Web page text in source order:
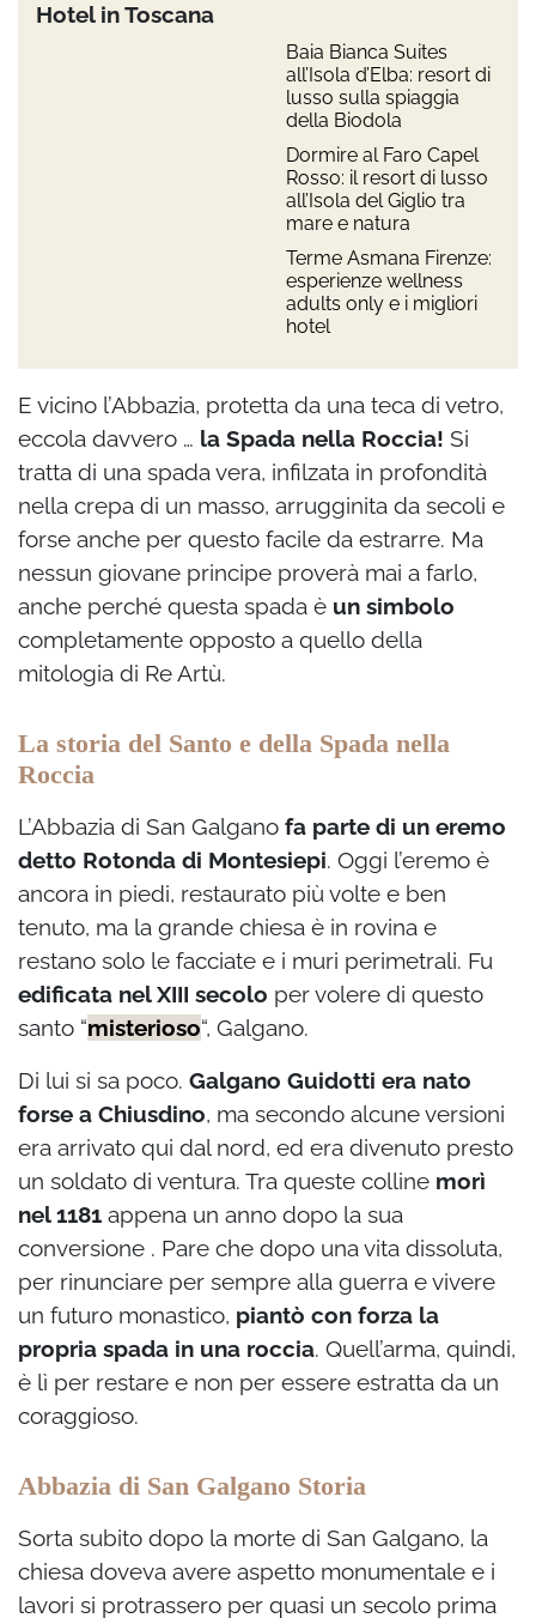
Hotel in Toscana
Baia Bianca Suites
all’Isola d’Elba: resort di
lusso sulla spiaggia
della Biodola
Dormire al Faro Capel
Rosso: il resort di lusso
all’Isola del Giglio tra
mare e natura
Terme Asmana Firenze:
esperienze wellness
adults only e i migliori
hotel
E vicino l’Abbazia, protetta da una teca di vetro,
eccola davvero … la Spada nella Roccia! Si
tratta di una spada vera, infilzata in profondità
nella crepa di un masso, arrugginita da secoli e
forse anche per questo facile da estrarre. Ma
nessun giovane principe proverà mai a farlo,
anche perché questa spada è un simbolo
completamente opposto a quello della
mitologia di Re Artù.
La storia del Santo e della Spada nella
Roccia
L’Abbazia di San Galgano fa parte di un eremo
detto Rotonda di Montesiepi. Oggi l’eremo è
ancora in piedi, restaurato più volte e ben
tenuto, ma la grande chiesa è in rovina e
restano solo le facciate e i muri perimetrali. Fu
edificata nel XIII secolo per volere di questo
santo “misterioso“, Galgano.
Di lui si sa poco. Galgano Guidotti era nato
forse a Chiusdino, ma secondo alcune versioni
era arrivato qui dal nord, ed era divenuto presto
un soldato di ventura. Tra queste colline morì
nel 1181 appena un anno dopo la sua
conversione . Pare che dopo una vita dissoluta,
per rinunciare per sempre alla guerra e vivere
un futuro monastico, piantò con forza la
propria spada in una roccia. Quell’arma, quindi,
è lì per restare e non per essere estratta da un
coraggioso.
Abbazia di San Galgano Storia
Sorta subito dopo la morte di San Galgano, la
chiesa doveva avere aspetto monumentale e i
lavori si protrassero per quasi un secolo prima